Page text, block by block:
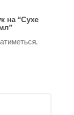
на “Сухе